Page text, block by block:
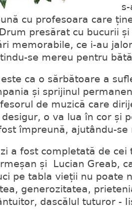
cu profesoara care
presărat cu bucurii
memorabile, ce i-au
se mereu pentru
ca o sărbătoare a
și sprijinul
de muzică care
o va lua în cor și
împreună, ajutându-se
a fost completată de cei
și Lucian Greab,
pe tabla vieții nu poate
generozitatea,
dascălul tuturor -